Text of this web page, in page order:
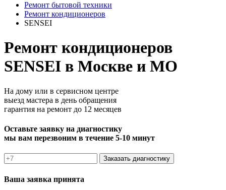
Ремонт бытовой техники
Ремонт кондиционеров
SENSEI
Ремонт кондиционеров
SENSEI в Москве и МО
На дому или в сервисном центре
выезд мастера в день обращения
гарантия на ремонт до 12 месяцев
Оставьте заявку на диагностику
мы вам перезвоним в течение 5-10 минут
Заказать диагностику
Ваша заявка принята